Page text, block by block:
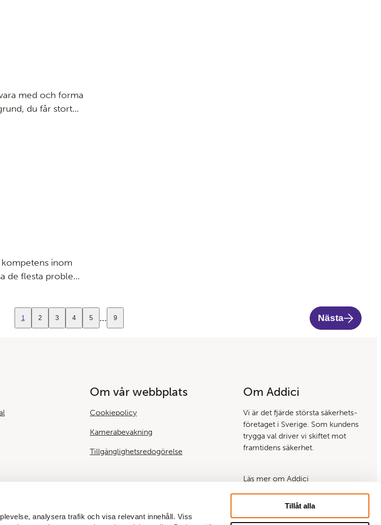
analysera trafik och visa relevant innehåll. Viss
Tillåt alla
med och forma
du får stort
inom
de flesta problem
1 2 3 4 5 ... 9 Nästa
Om vår webbplats
Cookiepolicy
Kamerabevakning
Tillgänglighetsredogörelse
Om Addici
Vi är det fjärde största säkerhets­
företaget i Sverige. Som kundens
trygga val driver vi skiftet mot
framtidens säkerhet.
Läs mer om Addici